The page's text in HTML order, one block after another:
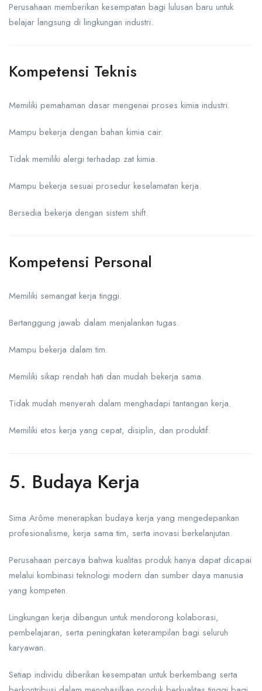
Perusahaan memberikan kesempatan bagi lulusan baru untuk
belajar langsung di lingkungan industri.
Kompetensi Teknis
Memiliki pemahaman dasar mengenai proses kimia industri.
Mampu bekerja dengan bahan kimia cair.
Tidak memiliki alergi terhadap zat kimia.
Mampu bekerja sesuai prosedur keselamatan kerja.
Bersedia bekerja dengan sistem shift.
Kompetensi Personal
Memiliki semangat kerja tinggi.
Bertanggung jawab dalam menjalankan tugas.
Mampu bekerja dalam tim.
Memiliki sikap rendah hati dan mudah bekerja sama.
Tidak mudah menyerah dalam menghadapi tantangan kerja.
Memiliki etos kerja yang cepat, disiplin, dan produktif.
5. Budaya Kerja
Sima Arôme menerapkan budaya kerja yang mengedepankan
profesionalisme, kerja sama tim, serta inovasi berkelanjutan.
Perusahaan percaya bahwa kualitas produk hanya dapat dicapai
melalui kombinasi teknologi modern dan sumber daya manusia
yang kompeten.
Lingkungan kerja dibangun untuk mendorong kolaborasi,
pembelajaran, serta peningkatan keterampilan bagi seluruh
karyawan.
Setiap individu diberikan kesempatan untuk berkembang serta